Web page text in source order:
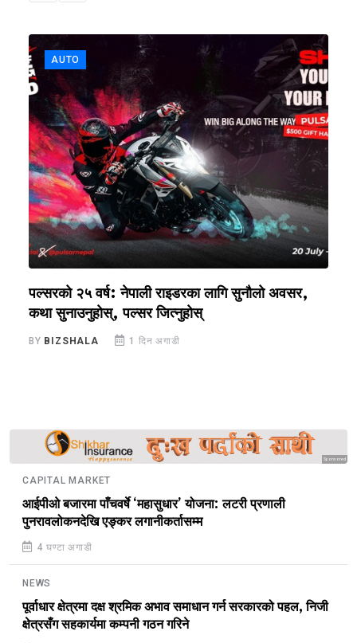
AUTO
पल्सरको २५ वर्ष: नेपाली राइडरका लागि सुनौलो अवसर,
कथा सुनाउनुहोस्, पल्सर जित्नुहोस्
BY BIZSHALA 1 दिन अगाडी
Sponsored
CAPITAL MARKET
आईपीओ बजारमा पाँचवर्षे ‘महासुधार’ योजना: लटरी प्रणाली
पुनरावलोकनदेखि एङ्कर लगानीकर्तासम्म
4 घण्टा अगाडी
NEWS
पूर्वाधार क्षेत्रमा दक्ष श्रमिक अभाव समाधान गर्न सरकारको पहल, निजी
क्षेत्रसँग सहकार्यमा कम्पनी गठन गरिने